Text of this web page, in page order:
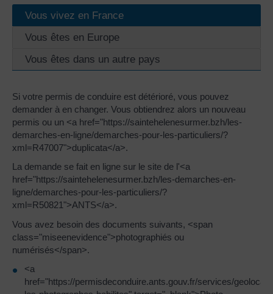
Vous vivez en France
Vous êtes en Europe
Vous êtes dans un autre pays
Si votre permis de conduire est détérioré, vous pouvez
demander à en changer. Vous obtiendrez alors un nouveau
permis ou un <a href="https://saintehelenesurmer.bzh/les-
demarches-en-ligne/demarches-pour-les-particuliers/?
xml=R47007">duplicata</a>.
La demande se fait en ligne sur le site de l'<a
href="https://saintehelenesurmer.bzh/les-demarches-en-
ligne/demarches-pour-les-particuliers/?
xml=R50821">ANTS</a>.
Vous avez besoin des documents suivants, <span
class="miseenevidence">photographiés ou
numérisés</span>.
<a
href="https://permisdeconduire.ants.gouv.fr/services/